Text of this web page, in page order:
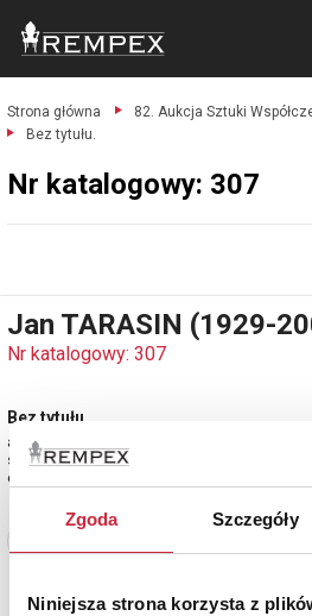
Zgoda Szczegóły
Niniejsza strona korzysta z
Strona główna
82. Aukcja Sztuki
Bez tytułu.
Nr katalogowy: 307
Jan TARASIN (1929-
Nr katalogowy: 307
Bez tytułu
akwarela, gwasz, papier fakturowany; 28,5
sygn. l. d.: Jan Tarasin (ołówkiem).
estymacja: 11 000 - 14 000 zł